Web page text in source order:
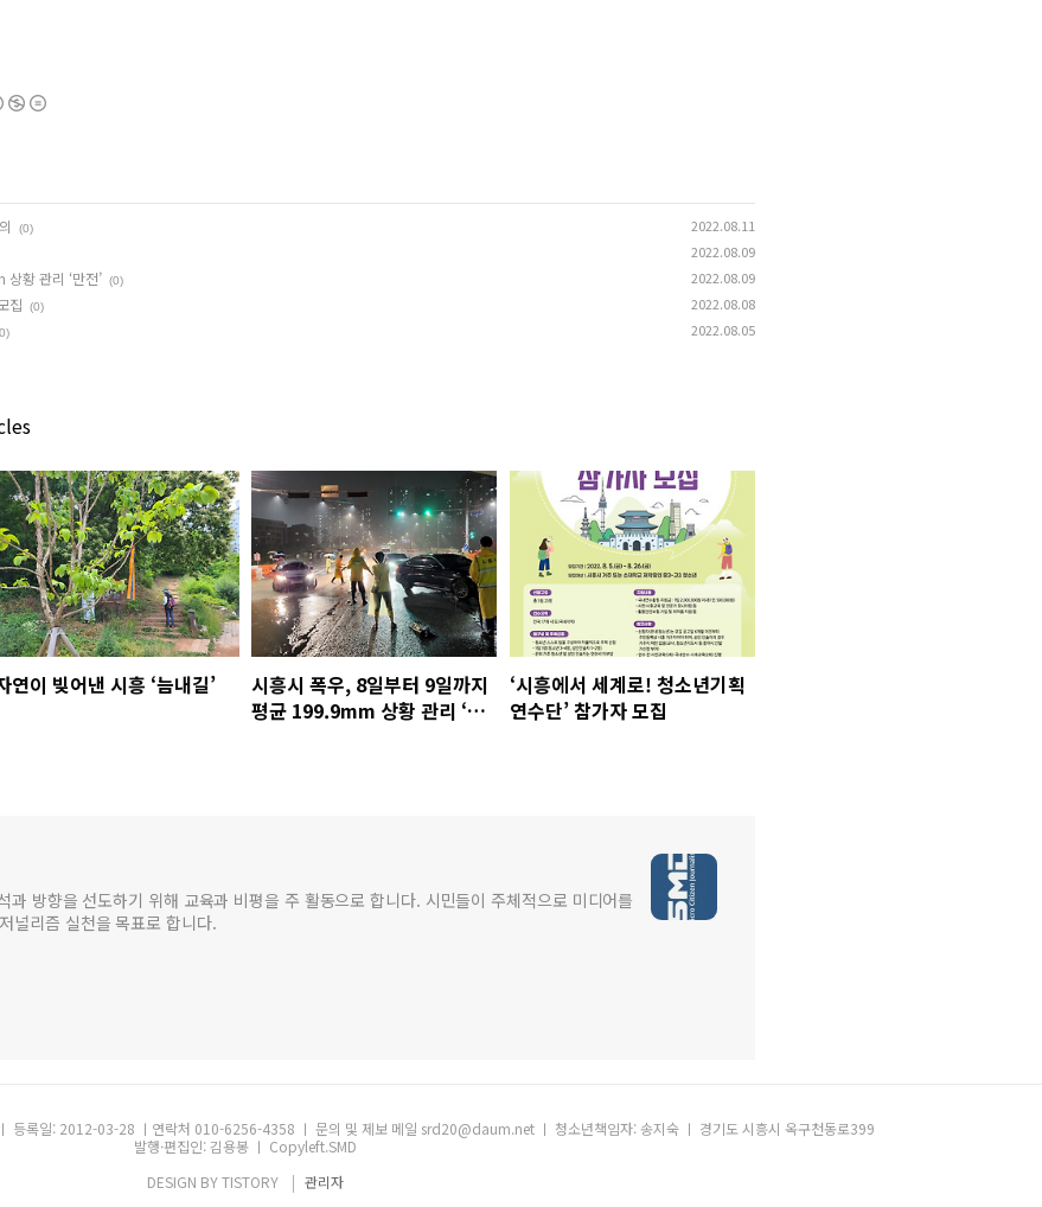
(0) 2022.08.11
2022.08.09
황 관리 ‘만전’ (0) 2022.08.09
집 (0) 2022.08.08
2022.08.05
연이 빚어낸 시흥 ‘늠내길’
시흥시 폭우, 8일부터 9일까지
평균 199.9mm 상황 관리 ‘만
‘시흥에서 세계로! 청소년기획
연수단’ 참가자 모집
과 방향을 선도하기 위해 교육과 비평을 주 활동으로 합니다. 시민들이 주체적으로 미디어를
널리즘 실천을 목표로 합니다.
등록일: 2012-03-28 ㅣ연락처 010-6256-4358 ㅣ 문의 및 제보 메일 srd20@daum.net ㅣ 청소년책임자: 송지숙 ㅣ 경기도 시흥시 옥구천동로399
발행·편집인: 김용봉 ㅣ Copyleft.SMD
DESIGN BYTISTORY 관리자